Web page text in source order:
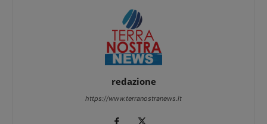
redazione
https://www.terranostranews.it